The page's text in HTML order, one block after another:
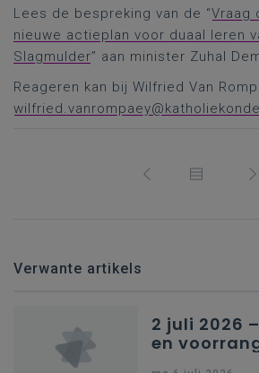
Lees de bespreking van de “Vraag
nieuwe actieplan voor duaal leren
Slagmulder” aan minister Zuhal
Reageren kan bij Wilfried Van
Verwante artikels
2 juli 2026
en